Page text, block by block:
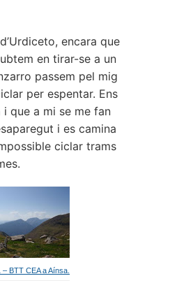
encara que
en tirar-se a un
passem pel mig
per espentar. Ens
que a mi se me fan
i es camina
ciclar trams
– BTT CEA a Aínsa.